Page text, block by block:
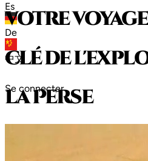
Es
De
中文
Se connecter
votre voyage
clé de
laPerse